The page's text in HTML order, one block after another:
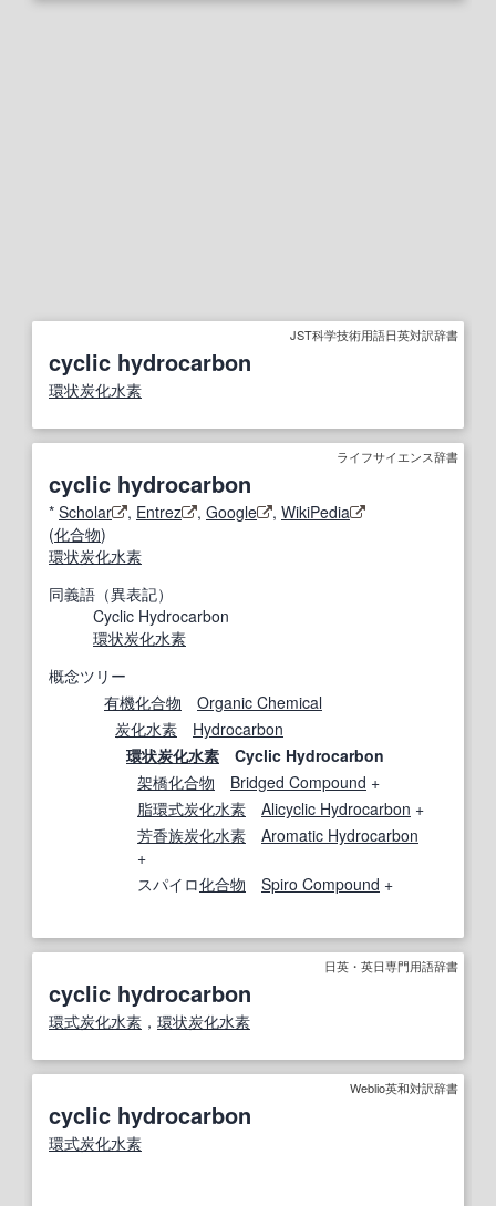
JST科学技術用語日英対訳辞書
cyclic hydrocarbon
環状炭化水素
ライフサイエンス辞書
cyclic hydrocarbon
* Scholar , Entrez , Google , WikiPedia
(化合物)
環状炭化水素
同義語（異表記）
Cyclic Hydrocarbon
環状炭化水素
概念ツリー
有機化合物
Organic Chemical
炭化水素
Hydrocarbon
環状炭化水素 Cyclic Hydrocarbon
架橋化合物
Bridged Compound +
脂環式炭化水素
Alicyclic Hydrocarbon +
芳香族炭化水素
Aromatic Hydrocarbon
+
スパイロ化合物 Spiro Compound +
日英・英日専門用語辞書
cyclic hydrocarbon
環式炭化水素 ， 環状炭化水素
Weblio英和対訳辞書
cyclic hydrocarbon
環式炭化水素